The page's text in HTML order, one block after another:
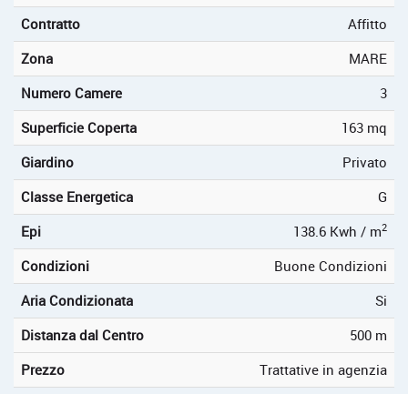
Contratto
Affitto
Zona
MARE
Numero Camere
3
Superficie Coperta
163 mq
Giardino
Privato
Classe Energetica
G
Epi
138.6 Kwh / m2
Condizioni
Buone Condizioni
Aria Condizionata
Si
Distanza dal Centro
500 m
Prezzo
Trattative in agenzia